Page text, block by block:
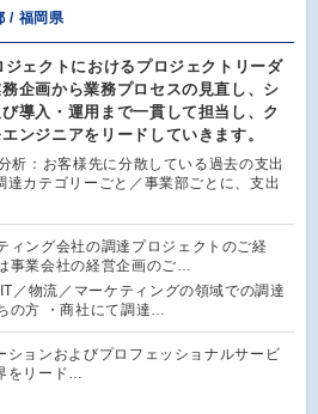
/ 福岡県
ェクトにおけるプロジェクトリーダ
企画から業務プロセスの見直し、シ
導入・運用まで一貫して担当し、ク
ンジニアをリードしていきます。
析：お客様先に分散している過去の支出
達カテゴリーごと／事業部ごとに、支出
ィング会社の調達プロジェクトのご経
事業会社の経営企画のご…
／物流／マーケティングの領域での調達
の方 ・商社にて調達…
ションおよびプロフェッショナルサービ
をリード…